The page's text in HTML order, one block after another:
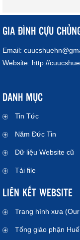
GIA ĐÌNH CỰU
Email:
Website: http://
DANH MỤC
Tin Tức
Năm Đức Tin
Dữ liệu Website cũ
Tải file
LIÊN KẾT WEBSITE
Trang hình xưa
Tổng giáo phận Huế